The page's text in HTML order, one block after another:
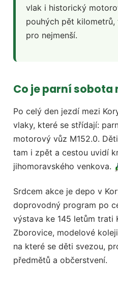
vlak i historický
pouhých pět
pro nejmenší.
Co je parní sobota
Po celý den jezdí mezi
vlaky, které se střídají:
motorový vůz M152.0.
tam i zpět a cestou uvidí
jihomoravského venkova.
Srdcem akce je depo v
doprovodný program po
výstava ke 145 letům trati
Zborovice, modelové
na které se děti svezou,
předmětů a občerstvení.